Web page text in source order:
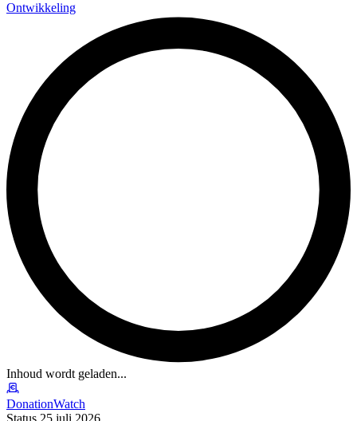
Ontwikkeling
Inhoud wordt geladen...
DonationWatch
Status 25 juli 2026